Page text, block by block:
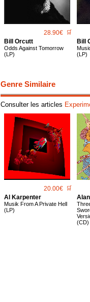
28.90€ 🛒
Bill Orcutt
Odds Against Tomorrow
(LP)
Bill
(LP)
Genre Similaire
Consulter les articles
20.00€ 🛒
Al Karpenter
Musik From A Private Hell
(LP)
(CD)